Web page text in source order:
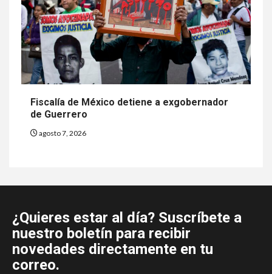
Fiscalía de México detiene a exgobernador
de Guerrero
agosto 7, 2026
¿Quieres estar al día? Suscríbete a
nuestro boletín para recibir
novedades directamente en tu
correo.